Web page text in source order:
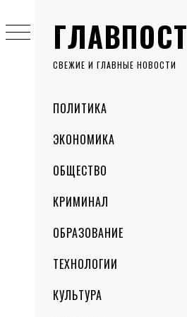
ГЛАВПОСТ
СВЕЖИЕ И ГЛАВНЫЕ НОВОСТИ
MenuПОЛИТИКА
ЭКОНОМИКА
ОБЩЕСТВО
КРИМИНАЛ
ОБРАЗОВАНИЕ
ТЕХНОЛОГИИ
КУЛЬТУРА
to
content